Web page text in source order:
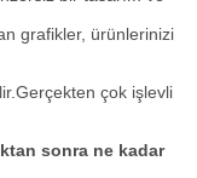
grafikler, ürünlerinizi
çok işlevli
sonra ne kadar